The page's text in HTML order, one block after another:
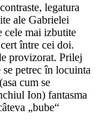
legatura
ale Gabrielei
cele mai izbutite
între cei doi.
provizorat. Prilej
petrec în locuinta
cum se
Ion) fantasma
„bube“